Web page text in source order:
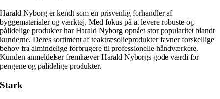
Harald Nyborg er kendt som en prisvenlig forhandler af
byggematerialer og værktøj. Med fokus på at levere robuste og
pålidelige produkter har Harald Nyborg opnået stor popularitet blandt
kunderne. Deres sortiment af teaktræsolieprodukter favner forskellige
behov fra almindelige forbrugere til professionelle håndværkere.
Kunden anmeldelser fremhæver Harald Nyborgs gode værdi for
pengene og pålidelige produkter.
Stark